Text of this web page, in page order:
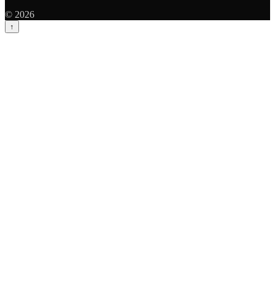
© 2026
↑